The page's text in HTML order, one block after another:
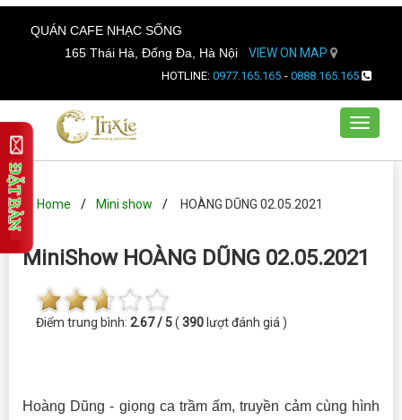
QUÁN CAFE NHẠC SỐNG
165 Thái Hà, Đống Đa, Hà Nội
VIEW ON MAP
HOTLINE: 0977.165.165 - 0888.165.165
Toggle
Home Mini show HOÀNG DŨNG 02.05.2021
MiniShow HOÀNG DŨNG 02.05.2021
Điểm trung bình: 2.67 / 5( 390 lượt đánh giá )
Hoàng Dũng - giọng ca trầm ấm, truyền cảm cùng hình